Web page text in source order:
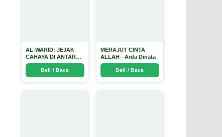
AL-WARID: JEJAK
CAHAYA DI ANTARA
DUA ZAMAN - Arda
DinataBeli / Baca
MERAJUT CINTA
ALLAH - Arda Dinata
Beli / Baca